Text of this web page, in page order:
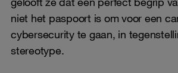
niet het paspoort is om voor een
cybersecurity te gaan, in
stereotype.